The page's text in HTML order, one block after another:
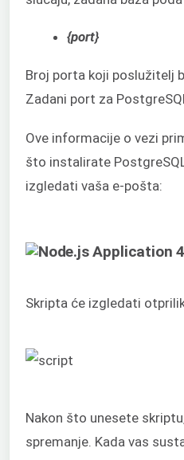
{port}
Broj porta koji poslužitelj
Zadani port za
Ove informacije o vezi
što instalirate
izgledati vaša e-pošta:
Skripta će izgledati
Nakon što unesete
spremanje. Kada vas